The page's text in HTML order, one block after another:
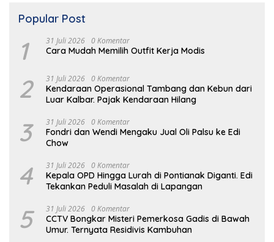
Popular Post
1 31 Juli 2026 0 Komentar
Cara Mudah Memilih Outfit Kerja Modis
2 31 Juli 2026 0 Komentar
Kendaraan Operasional Tambang dan Kebun dari
Luar Kalbar. Pajak Kendaraan Hilang
3 31 Juli 2026 0 Komentar
Fondri dan Wendi Mengaku Jual Oli Palsu ke Edi
Chow
4 31 Juli 2026 0 Komentar
Kepala OPD Hingga Lurah di Pontianak Diganti. Edi
Tekankan Peduli Masalah di Lapangan
5 31 Juli 2026 0 Komentar
CCTV Bongkar Misteri Pemerkosa Gadis di Bawah
Umur. Ternyata Residivis Kambuhan